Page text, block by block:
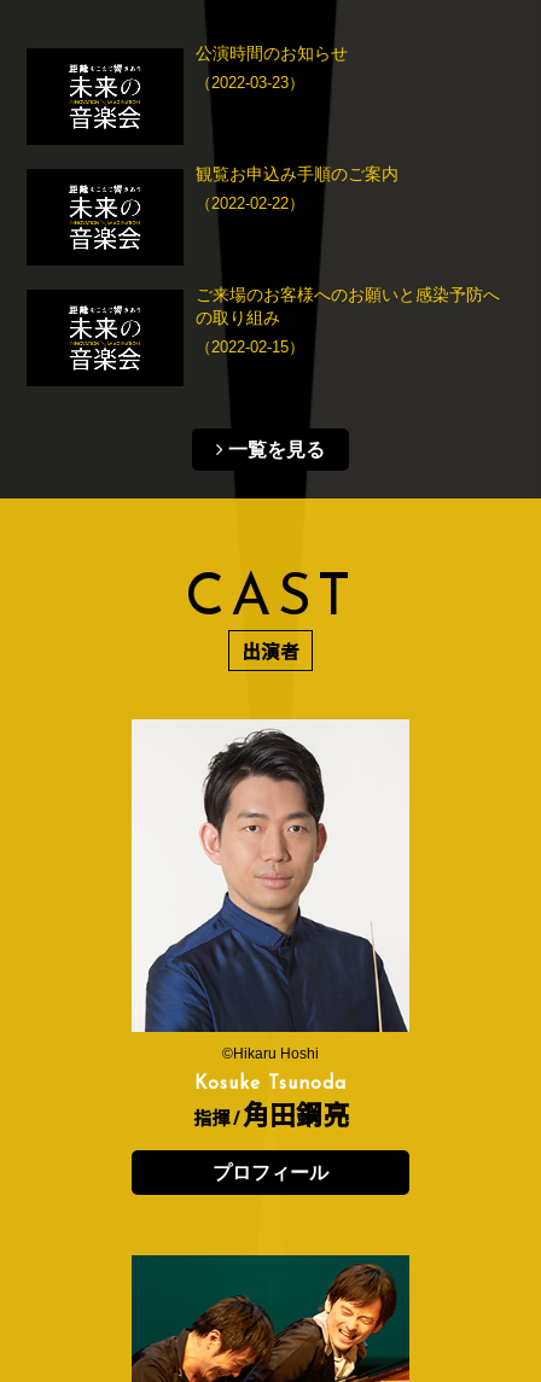
公演時間のお知らせ
（2022-03-23）
観覧お申込み手順のご案内
（2022-02-22）
ご来場のお客様へのお願いと感染予防へ
の取り組み
（2022-02-15）
一覧を見る
CAS T
出演者
©Hikaru Hoshi
Kosuke Tsunoda
指揮 /角田鋼亮
プロフィール